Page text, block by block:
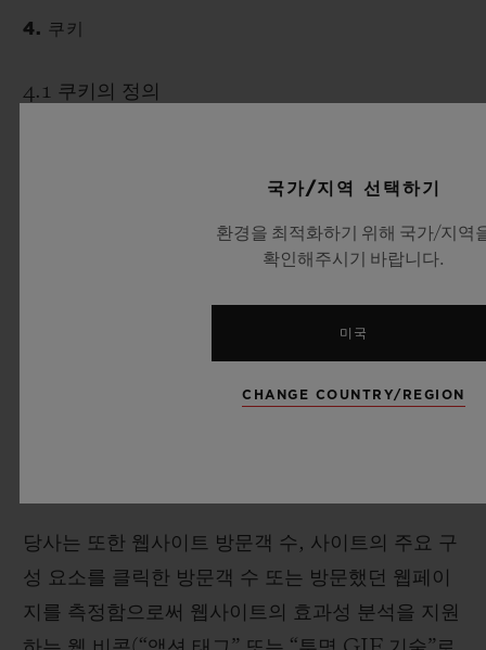
4. 쿠키
4.1 쿠키의 정의
를 인식하고 귀하의 방문에 대한 정보(예: 설정 언
어, 글꼴 크기 및 기타 설정)를 기억할 수 있습니다.
대부분의 웹 브라우저는 쿠키를 허용하도록 설정되
어 있습니다. 그렇지만 4.3 조항에서 언급되어 있는
것처럼 귀하는 귀하의 브라우저에서 모든 쿠키를
설정 할 수 있습니다. 그러나 쿠키를 허용하지 않을
당사는 또한 웹사이트 방문객 수, 사이트의 주요 구
성 요소를 클릭한 방문객 수 또는 방문했던 웹페이
지를 측정함으로써 웹사이트의 효과성 분석을 지원
국가/지역 선택하기
환경을 최적화하기 위해 국가/지역
확인해주시기 바랍니다.
미국
CHANGE COUNTRY/REGION